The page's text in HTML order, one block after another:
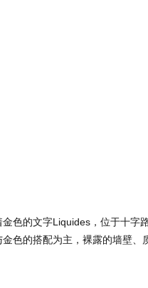
色的文字Liquides，位于十字
色的搭配为主，裸露的墙壁、